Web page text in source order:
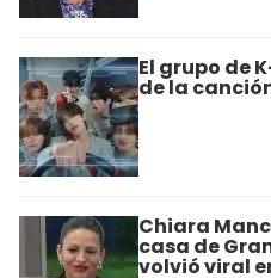
El grupo de
de la
Chiara
casa de
volvió viral